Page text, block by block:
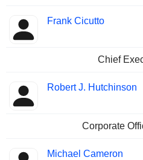
Frank Cicutto
Chief
Robert J. Hutchinson
Corporate
Michael Cameron